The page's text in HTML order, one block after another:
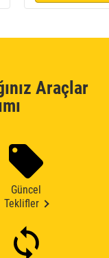
Araçlar
Güncel
Teklifler